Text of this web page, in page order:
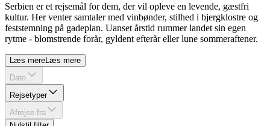
Serbien er et rejsemål for dem, der vil opleve en levende, gæstfri
kultur. Her venter samtaler med vinbønder, stilhed i bjergklostre og
feststemning på gadeplan. Uanset årstid rummer landet sin egen
rytme - blomstrende forår, gyldent efterår eller lune sommeraftener.
Læs mere Læs mere
Dato
Rejsetyper
Afrejse fra